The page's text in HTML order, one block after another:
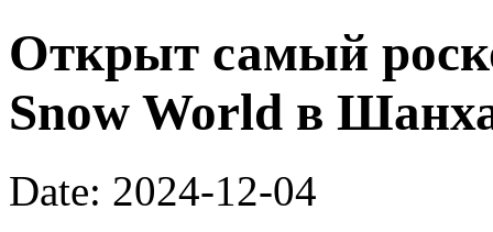
Открыт самый
Snow World в
Date: 2024-12-04